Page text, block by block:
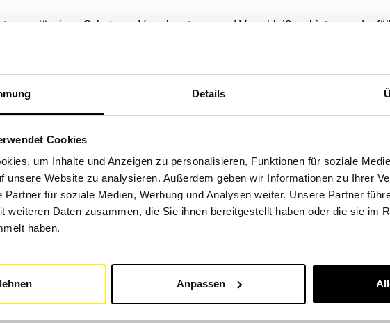
Details
Cookies
um Inhalte und Anzeigen zu personalisieren, Funktionen für soziale
unsere Website zu analysieren. Außerdem geben wir Informationen zu Ihrer
Partner für soziale Medien, Werbung und Analysen weiter. Unsere Partner
weiteren Daten zusammen, die Sie ihnen bereitgestellt haben oder die sie im
haben.
Anpassen
zuverlässigen Schutz vor Verschmutzung und Verschleiß zu bieten, und
für eine Vielzahl von Fahrzeugen spezialisiert, darunter Bagger,
Bau-, Landwirtschafts- sowie Schneeräumgeräte.
für Ihre Maschinen über unsere Suchmaschine nach Marke und Modell.
Kubota, Volvo, Liebherr, JCB, John Deere, Deutz, Fendt, New
SnowCat, Linde, Still, Jungheinrich.
wie Autos, Lastwagen, Busse, Motorräder, Wohnmobile und
leistungsstarken Tool. Sie finden alle Maschinen der wichtigsten Marken
Fiat, Peugeot, Isuzu, MAN, Nissan.